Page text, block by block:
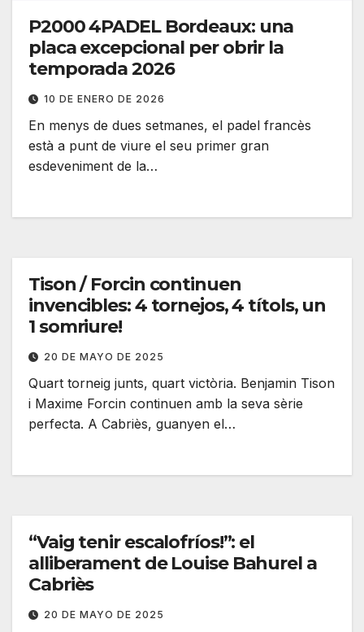
P2000 4PADEL Bordeaux: una
placa excepcional per obrir la
temporada 2026
10 DE ENERO DE 2026
En menys de dues setmanes, el padel francès
està a punt de viure el seu primer gran
esdeveniment de la…
Tison / Forcin continuen
invencibles: 4 tornejos, 4 títols, un
1 somriure!
20 DE MAYO DE 2025
Quart torneig junts, quart victòria. Benjamin Tison
i Maxime Forcin continuen amb la seva sèrie
perfecta. A Cabriès, guanyen el…
“Vaig tenir escalofríos!”: el
alliberament de Louise Bahurel a
Cabriès
20 DE MAYO DE 2025